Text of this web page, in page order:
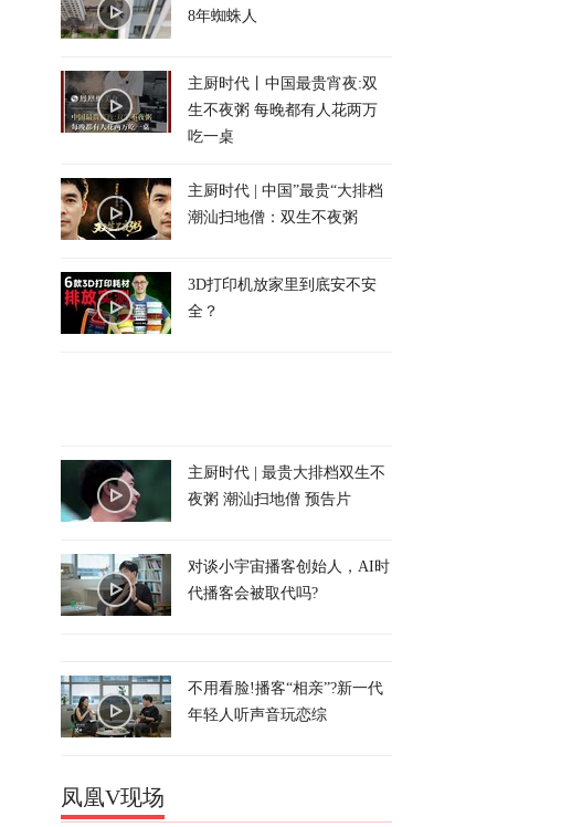
8年蜘蛛人
主厨时代丨中国最贵宵夜:双
生不夜粥 每晚都有人花两万
吃一桌
主厨时代 | 中国”最贵“大排档
潮汕扫地僧：双生不夜粥
3D打印机放家里到底安不安
全？
主厨时代 | 最贵大排档双生不
夜粥 潮汕扫地僧 预告片
对谈小宇宙播客创始人，AI时
代播客会被取代吗?
不用看脸!播客“相亲”?新一代
年轻人听声音玩恋综
凤凰V现场